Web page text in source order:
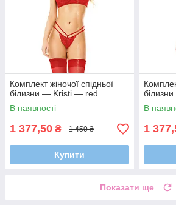
Комплект жіночої спідньої
білизни — Kristi — red
В наявності
1 377,50 ₴ 1 450 ₴
Купити
В
1
Показати ще